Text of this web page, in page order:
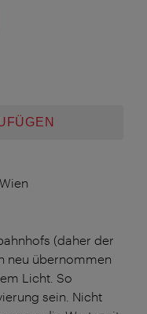
(daher der
neu übernommen
Licht. So
sein. Nicht